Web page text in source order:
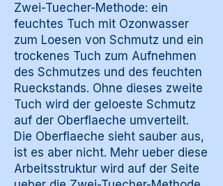
Zwei-Tuecher-Methode: ein
feuchtes Tuch mit Ozonwasser
zum Loesen von Schmutz und ein
trockenes Tuch zum Aufnehmen
des Schmutzes und des feuchten
Rueckstands. Ohne dieses zweite
Tuch wird der geloeste Schmutz
auf der Oberflaeche umverteilt.
Die Oberflaeche sieht sauber aus,
ist es aber nicht. Mehr ueber diese
Arbeitsstruktur wird auf der Seite